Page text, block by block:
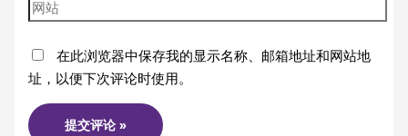
在此浏览器中保存我的显示名称、邮箱地址和网站地
址，以便下次评论时使用。